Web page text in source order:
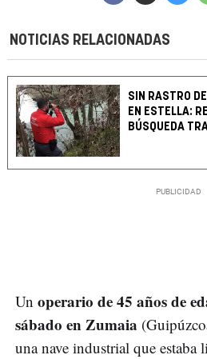
NOTICIAS RELACIONADAS
SIN RASTRO
EN ESTELLA:
BÚSQUEDA
Un operario de 45 años de
sábado en Zumaia
una nave industrial que estaba